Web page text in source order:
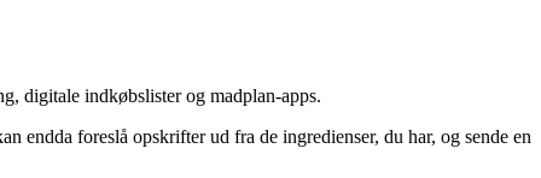
digitale indkøbslister og madplan-apps.
endda foreslå opskrifter ud fra de ingredienser, du har, og sende en